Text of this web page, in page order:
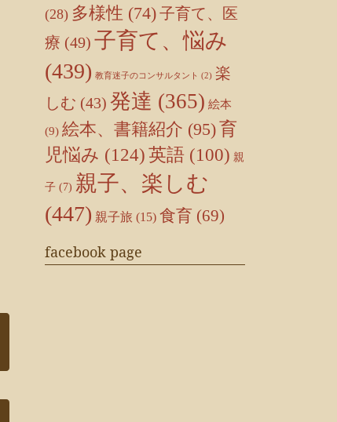
(28) 多様性 (74)子育て、医
療 (49) 子育て、悩み
(439) 教育迷子のコンサルタント (2) 楽
しむ (43) 発達 (365) 絵本
(9) 絵本、書籍紹介 (95)育
児悩み (124) 英語 (100) 親
子 (7) 親子、楽しむ
(447) 親子旅 (15) 食育 (69)
facebook page